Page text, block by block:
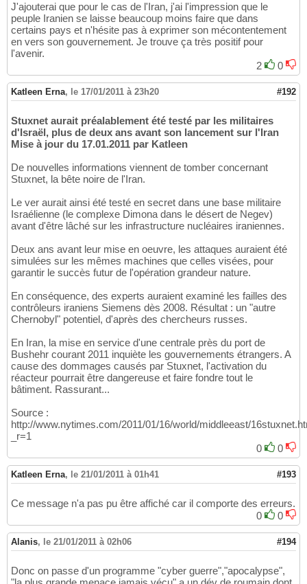
J'ajouterai que pour le cas de l'Iran, j'ai l'impression que le
peuple Iranien se laisse beaucoup moins faire que dans
certains pays et n'hésite pas à exprimer son mécontentement
en vers son gouvernement. Je trouve ça très positif pour
l'avenir.
2
0
Katleen Erna, le 17/01/2011 à 23h20 #192
Stuxnet aurait préalablement été testé par les militaires
d'Israël, plus de deux ans avant son lancement sur l'Iran
Mise à jour du 17.01.2011 par Katleen
De nouvelles informations viennent de tomber concernant
Stuxnet, la bête noire de l'Iran.
Le ver aurait ainsi été testé en secret dans une base militaire
Israélienne (le complexe Dimona dans le désert de Negev)
avant d'être lâché sur les infrastructure nucléaires iraniennes.
Deux ans avant leur mise en oeuvre, les attaques auraient été
simulées sur les mêmes machines que celles visées, pour
garantir le succès futur de l'opération grandeur nature.
En conséquence, des experts auraient examiné les failles des
contrôleurs iraniens Siemens dès 2008. Résultat : un "autre
Chernobyl" potentiel, d'après des chercheurs russes.
En Iran, la mise en service d'une centrale près du port de
Bushehr courant 2011 inquiète les gouvernements étrangers. A
cause des dommages causés par Stuxnet, l'activation du
réacteur pourrait être dangereuse et faire fondre tout le
bâtiment. Rassurant...
Source :
http://www.nytimes.com/2011/01/16/world/middleeast/
_r=1
0
0
Katleen Erna, le 21/01/2011 à 01h41 #193
Ce message n'a pas pu être affiché car il comporte des erreurs.
0
0
Alanis, le 21/01/2011 à 02h06 #194
Donc on passe d'un programme "cyber guerre","apocalypse",